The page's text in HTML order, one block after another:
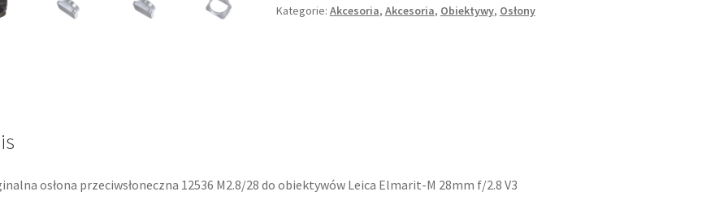
do
Kategorie: Akcesoria, Akcesoria, Obiektywy, Osłony
osłona przeciwsłoneczna 12536 M2.8/28 do obiektywów Leica Elmarit-M 28mm f/2.8 V3